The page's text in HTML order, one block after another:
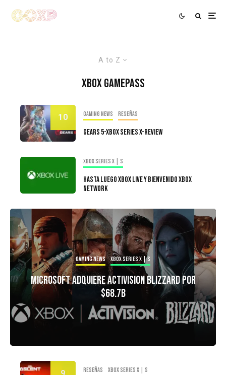
A to Z
Xbox Gamepass
10 Gaming news Reseñas
Gears 5-Xbox Series X-Review
Xbox Series X | S
Hasta Luego Xbox live y bienvenido Xbox
Network
Gaming news Xbox Series X | S
Microsoft Adquiere Activision Blizzard Por
$68.7B
Reseñas Xbox Series X | S